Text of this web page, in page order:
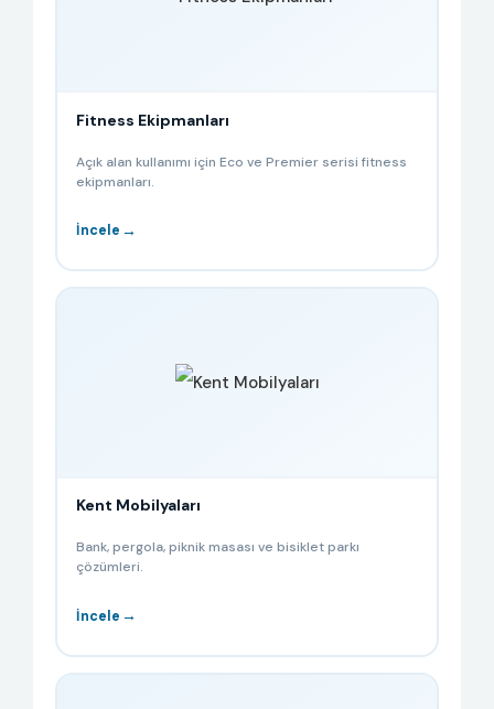
Fitness Ekipmanları
Açık alan kullanımı için Eco ve Premier serisi fitness
ekipmanları.
İncele →
Kent Mobilyaları
Bank, pergola, piknik masası ve bisiklet parkı
çözümleri.
İncele →